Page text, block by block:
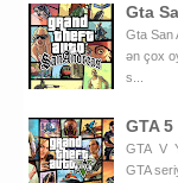
Gta
Gta San
ən çox
s...
GTA
GTA V
GTA